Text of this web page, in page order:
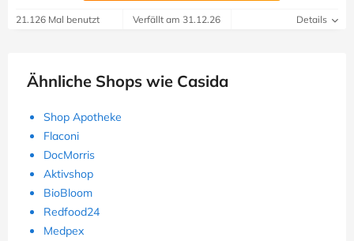
21.126 Mal benutzt Verfällt am 31.12.26 Details
Ähnliche Shops wie Casida
Shop Apotheke
Flaconi
DocMorris
Aktivshop
BioBloom
Redfood24
Medpex